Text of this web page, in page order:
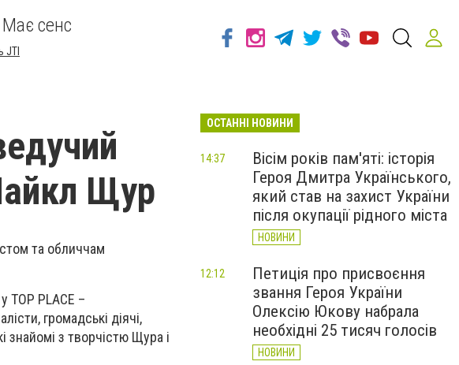
сенс
JTI
Щур
та обличчам
TOP PLACE –
громадські діячі,
знайомі з творчістю Щура і
ОСТАННІ НОВИНИ
Вісім років пам'яті: історія
Героя Дмитра Українського,
який став на захист України
після окупації рідного міста
НОВИНИ
14:37
Петиція про присвоєння
звання Героя України
Олексію Юкову набрала
необхідні 25 тисяч голосів
НОВИНИ
12:12